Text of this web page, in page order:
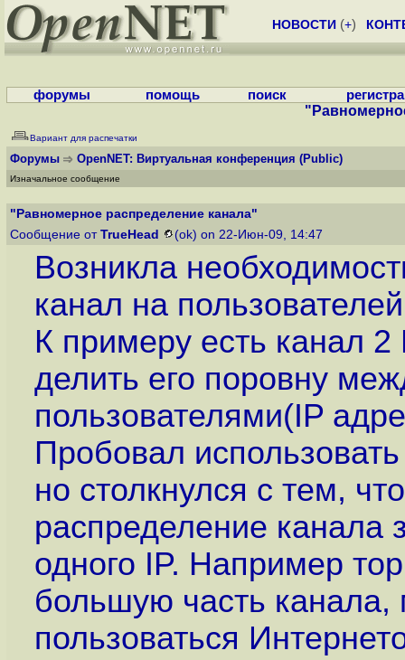
НОВОСТИ (+)
форумы помощь поиск
Вариант для распечатки
Форумы OpenNET: Виртуальная конференция (Public)
Изначальное сообщение
"Равномерное распределение канала"
Сообщение от TrueHead (ok) on 22-Июн-09, 14:47
Возникла
канал на
К примеру есть канал
делить его поровну
пользователями(IP
Пробовал
но столкнулся с тем,
распределение канала
одного IP. Например
большую часть
пользоваться